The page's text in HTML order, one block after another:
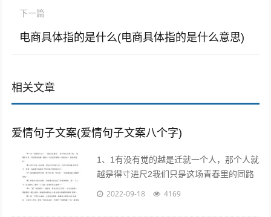
下一篇
电商具体指的是什么(电商具体指的是什么意思)
相关文章
爱情句子文案(爱情句子文案八个字)
1、1有没有觉的越是迁就一个人，那个人就
越是得寸进尺2我们只是这场青春里的同路
者，相伴着走过这一段时光3不属于我的东
2022-09-18 4169